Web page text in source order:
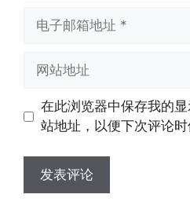
址
址
在此浏览器中保存我的
站地址，以便下次评论时